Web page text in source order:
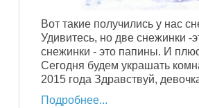
Вот такие получились у нас
Удивитесь, но две снежинки -
снежинки - это папины. И
Сегодня будем украшать
2015 года Здравствуй,
Подробнее